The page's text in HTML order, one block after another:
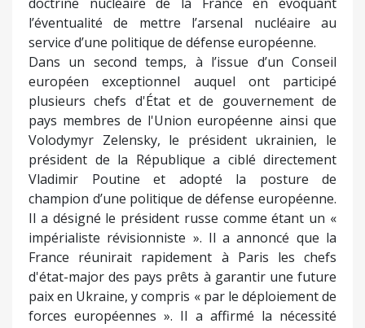
l’éventualité de mettre l’arsenal nucléaire au
service d’une politique de défense européenne.
Dans un second temps, à l’issue d’un Conseil
européen exceptionnel auquel ont participé
plusieurs chefs d'État et de gouvernement de
pays membres de l'Union européenne ainsi que
Volodymyr Zelensky, le président ukrainien, le
président de la République a ciblé directement
Vladimir Poutine et adopté la posture de
champion d’une politique de défense européenne.
Il a désigné le président russe comme étant un «
impérialiste révisionniste ». Il a annoncé que la
France réunirait rapidement à Paris les chefs
d'état-major des pays prêts à garantir une future
paix en Ukraine, y compris « par le déploiement de
forces européennes ». Il a affirmé la nécessité